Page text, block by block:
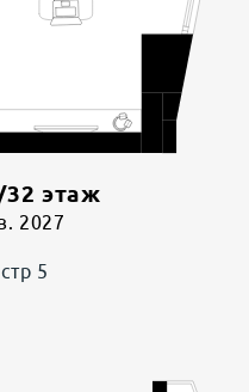
32 этаж
2027
5